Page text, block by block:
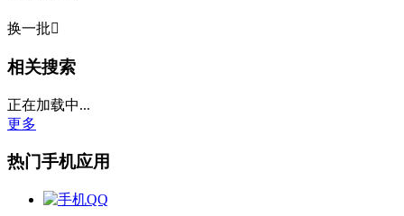
换一批
相关搜索
正在加载中...
更多
热门手机应用